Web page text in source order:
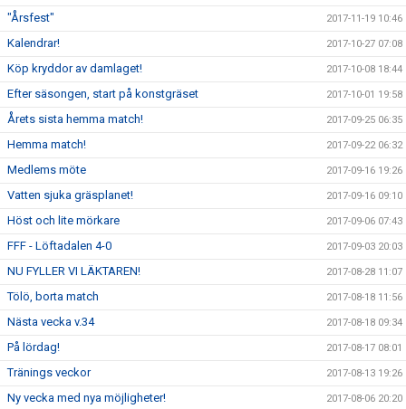
"Årsfest" 2017-11-19 10:46
Kalendrar! 2017-10-27 07:08
Köp kryddor av damlaget! 2017-10-08 18:44
Efter säsongen, start på konstgräset 2017-10-01 19:58
Årets sista hemma match! 2017-09-25 06:35
Hemma match! 2017-09-22 06:32
Medlems möte 2017-09-16 19:26
Vatten sjuka gräsplanet! 2017-09-16 09:10
Höst och lite mörkare 2017-09-06 07:43
FFF - Löftadalen 4-0 2017-09-03 20:03
NU FYLLER VI LÄKTAREN! 2017-08-28 11:07
Tölö, borta match 2017-08-18 11:56
Nästa vecka v.34 2017-08-18 09:34
På lördag! 2017-08-17 08:01
Tränings veckor 2017-08-13 19:26
Ny vecka med nya möjligheter! 2017-08-06 20:20